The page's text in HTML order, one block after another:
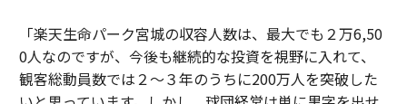
「楽天生命パーク宮城の収容人数は、最大でも２万6,50
0人なのですが、今後も継続的な投資を視野に入れて、
観客総動員数では２〜３年のうちに200万人を突破した